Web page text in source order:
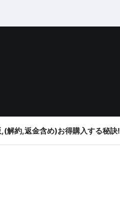
解約,返金含め)お得購入する秘訣!